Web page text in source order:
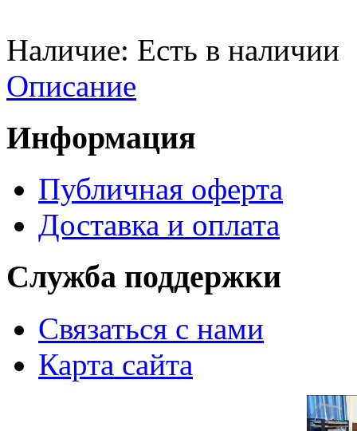
Наличие: Есть в наличии
Описание
Информация
Публичная оферта
Доставка и оплата
Служба поддержки
Связаться с нами
Карта сайта